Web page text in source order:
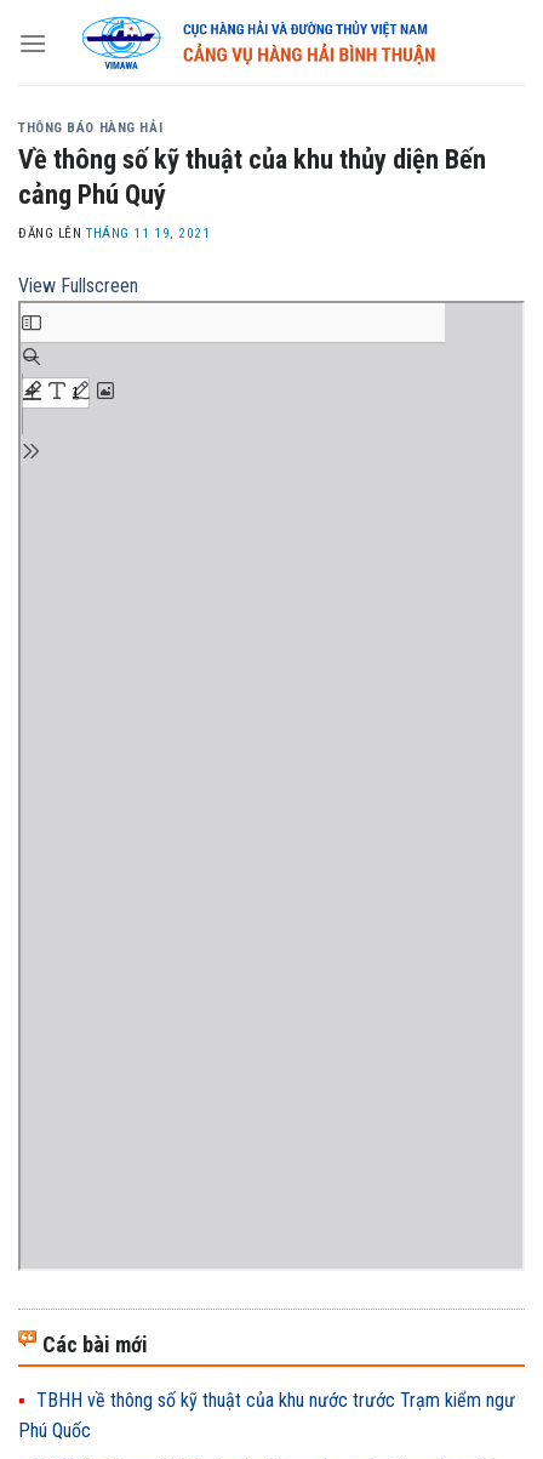
THÔNG BÁO HÀNG HẢI
Về thông số kỹ thuật của khu thủy diện Bến
cảng Phú Quý
ĐĂNG LÊNTHÁNG 11 19, 2021
View Fullscreen
Các bài mới
TBHH về thông số kỹ thuật của khu nước trước Trạm kiểm ngư
Phú Quốc